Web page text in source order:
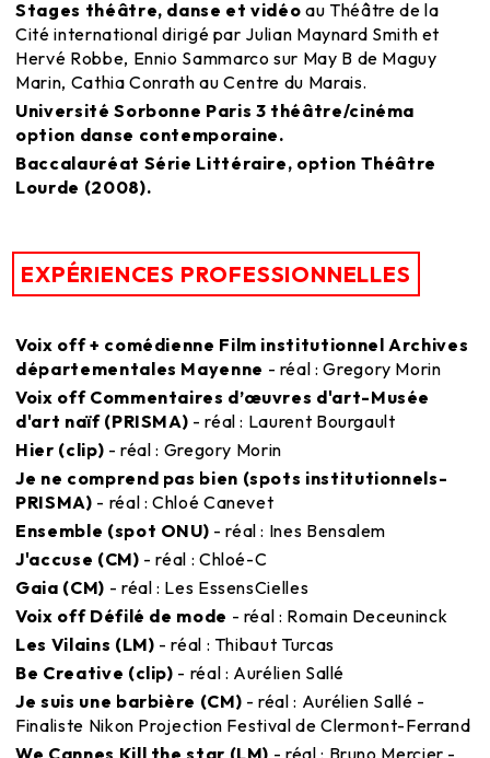
Stages théâtre, danse et vidéo au Théâtre de la
Cité international dirigé par Julian Maynard Smith et
Hervé Robbe, Ennio Sammarco sur May B de Maguy
Marin, Cathia Conrath au Centre du Marais.
Université Sorbonne Paris 3 théâtre/cinéma
option danse contemporaine.
Baccalauréat Série Littéraire, option Théâtre
Lourde (2008).
EXPÉRIENCES PROFESSIONNELLES
Voix off + comédienne Film institutionnel Archives
départementales Mayenne - réal : Gregory Morin
Voix off Commentaires d’œuvres d'art-Musée
d'art naïf (PRISMA) - réal : Laurent Bourgault
Hier (clip) - réal : Gregory Morin
Je ne comprend pas bien (spots institutionnels-
PRISMA) - réal : Chloé Canevet
Ensemble (spot ONU) - réal : Ines Bensalem
J'accuse (CM) - réal : Chloé-C
Gaia (CM) - réal : Les EssensCielles
Voix off Défilé de mode - réal : Romain Deceuninck
Les Vilains (LM) - réal : Thibaut Turcas
Be Creative (clip) - réal : Aurélien Sallé
Je suis une barbière (CM) - réal : Aurélien Sallé -
Finaliste Nikon Projection Festival de Clermont-Ferrand